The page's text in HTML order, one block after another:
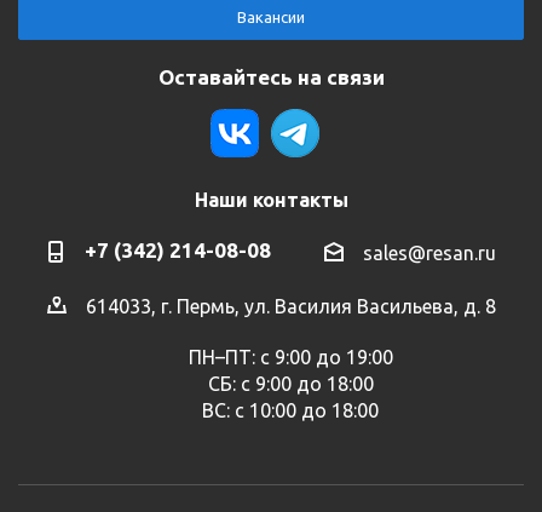
Вакансии
Оставайтесь на связи
Наши контакты
+7 (342) 214-08-08 sales@resan.ru
614033, г. Пермь, ул. Василия Васильева, д. 8
ПН–ПТ: с 9:00 до 19:00
СБ: с 9:00 до 18:00
ВС: с 10:00 до 18:00